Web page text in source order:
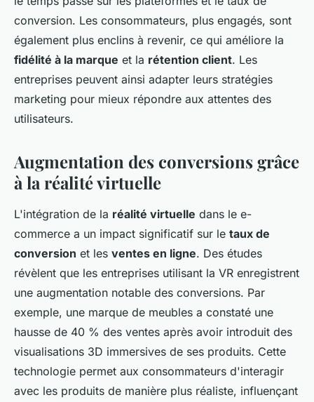
conversion. Les consommateurs, plus engagés, sont
également plus enclins à revenir, ce qui améliore la
fidélité à la marque et la rétention client. Les
entreprises peuvent ainsi adapter leurs stratégies
marketing pour mieux répondre aux attentes des
utilisateurs.
Augmentation des conversions grâce
à la réalité virtuelle
L'intégration de la réalité virtuelle dans le e-
commerce a un impact significatif sur le taux de
conversion et les ventes en ligne. Des études
révèlent que les entreprises utilisant la VR enregistrent
une augmentation notable des conversions. Par
exemple, une marque de meubles a constaté une
hausse de 40 % des ventes après avoir introduit des
visualisations 3D immersives de ses produits. Cette
technologie permet aux consommateurs d'interagir
avec les produits de manière plus réaliste, influençant